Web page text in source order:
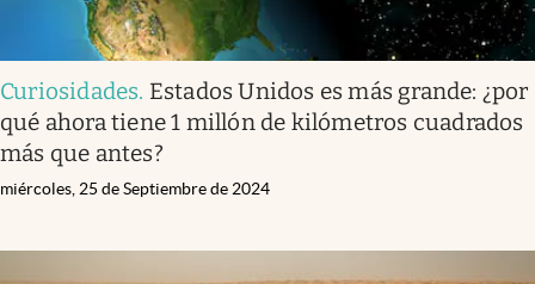
Curiosidades. Estados Unidos es más grande: ¿por
qué ahora tiene 1 millón de kilómetros cuadrados
más que antes?
miércoles, 25 de Septiembre de 2024